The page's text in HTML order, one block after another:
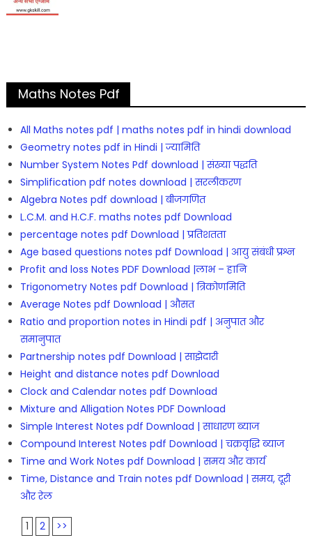
Maths Notes Pdf
All Maths notes pdf | maths notes pdf in hindi download
Geometry notes pdf in Hindi | ज्यामिति
Number System Notes Pdf download | संख्या पद्धति
Simplification pdf notes download | सरलीकरण
Algebra Notes pdf download | बीजगणित
L.C.M. and H.C.F. maths notes pdf Download
percentage notes pdf Download | प्रतिशतता
Age based questions notes pdf Download | आयु संबंधी प्रश्न
Profit and loss Notes PDF Download |लाभ – हानि
Trigonometry Notes pdf Download | त्रिकोणमिति
Average Notes pdf Download | औसत
Ratio and proportion notes in Hindi pdf | अनुपात और
समानुपात
Partnership notes pdf Download | साझेदारी
Height and distance notes pdf Download
Clock and Calendar notes pdf Download
Mixture and Alligation Notes PDF Download
Simple Interest Notes pdf Download | साधारण ब्याज
Compound Interest Notes pdf Download | चक्रवृद्धि ब्याज
Time and Work Notes pdf Download | समय और कार्य
Time, Distance and Train notes pdf Download | समय, दूरी
और रेल
1 2 >>